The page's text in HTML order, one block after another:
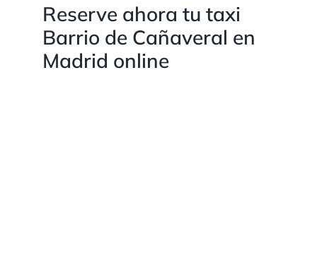
Reserve ahora tu taxi
Barrio de Cañaveral en
Madrid online